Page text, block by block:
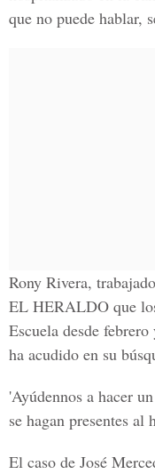
que no puede hablar,
Rony Rivera,
EL HERALDO que
Escuela desde
ha acudido en su
'Ayúdennos a hacer
se hagan presentes
El caso de José